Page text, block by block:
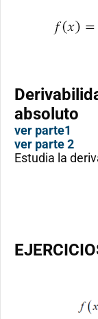
absoluto
ver parte1
ver parte 2
Estudia la